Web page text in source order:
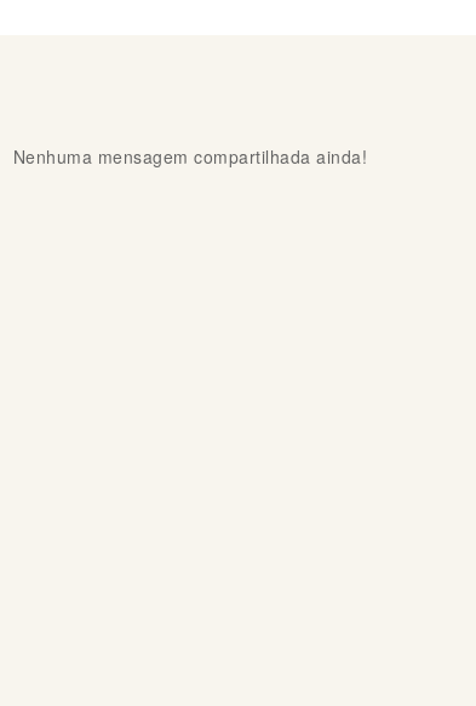
Nenhuma mensagem compartilhada ainda!